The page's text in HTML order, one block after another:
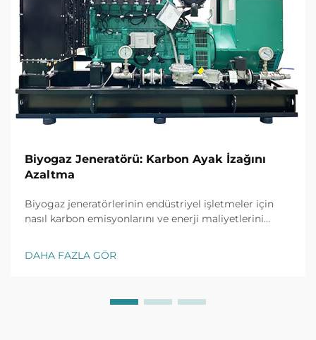
Biyogaz Jeneratörü: Karbon Ayak İzağını
Azaltma
Biyogaz jeneratörlerinin endüstriyel işletmeler için
nasıl karbon emisyonlarını ve enerji maliyetlerini
kanıtlanmış sürdürülebilirlik çözümleri. Bugün daha
fazla bilgi edinin.
DAHA FAZLA GÖR